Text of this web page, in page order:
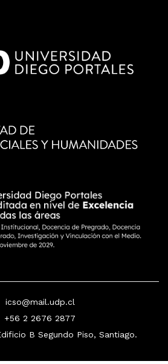
icso@mail.udp.cl
+56 2 2676 2877
B Segundo Piso, Santiago.